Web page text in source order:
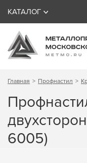
КАТАЛОГ
Главная Профнастил
6005)